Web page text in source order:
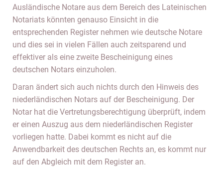
Ausländische Notare aus dem Bereich des Lateinischen
Notariats könnten genauso Einsicht in die
entsprechenden Register nehmen wie deutsche Notare
und dies sei in vielen Fällen auch zeitsparend und
effektiver als eine zweite Bescheinigung eines
deutschen Notars einzuholen.
Daran ändert sich auch nichts durch den Hinweis des
niederländischen Notars auf der Bescheinigung. Der
Notar hat die Vertretungsberechtigung überprüft, indem
er einen Auszug aus dem niederländischen Register
vorliegen hatte. Dabei kommt es nicht auf die
Anwendbarkeit des deutschen Rechts an, es kommt nur
auf den Abgleich mit dem Register an.